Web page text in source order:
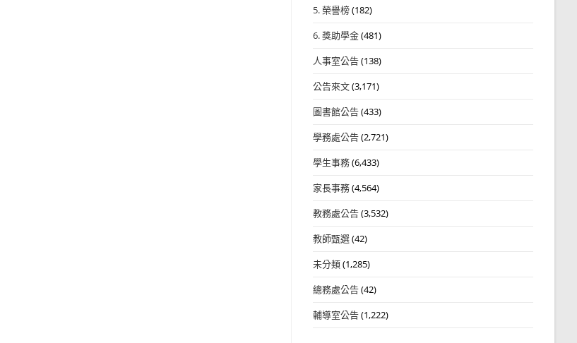
5. 榮譽榜(182)
6. 獎助學金(481)
人事室公告(138)
公告來文(3,171)
圖書館公告(433)
學務處公告(2,721)
學生事務(6,433)
家長事務(4,564)
教務處公告(3,532)
教師甄選(42)
未分類(1,285)
總務處公告(42)
輔導室公告(1,222)